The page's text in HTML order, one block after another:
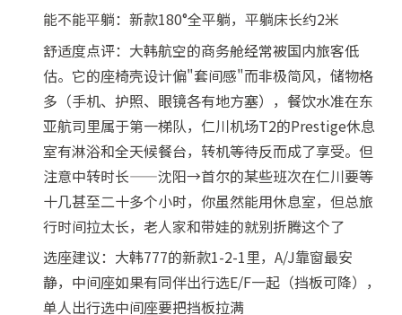
能不能平躺：新款180°全平躺，平躺床长约2米
舒适度点评：大韩航空的商务舱经常被国内旅客低
估。它的座椅壳设计偏"套间感"而非极简风，储物格
多（手机、护照、眼镜各有地方塞），餐饮水准在东
亚航司里属于第一梯队，仁川机场T2的Prestige休息
室有淋浴和全天候餐台，转机等待反而成了享受。但
注意中转时长——沈阳→首尔的某些班次在仁川要等
十几甚至二十多个小时，你虽然能用休息室，但总旅
行时间拉太长，老人家和带娃的就别折腾这个了
选座建议：大韩777的新款1-2-1里，A/J靠窗最安
静，中间座如果有同伴出行选E/F一起（挡板可降），
单人出行选中间座要把挡板拉满